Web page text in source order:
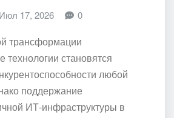
Июл 17, 2026 0
трансформации
становятся
любой
поддержание
ИТ-инфраструктуры в